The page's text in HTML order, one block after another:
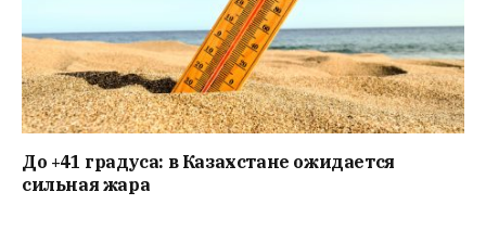
До +41 градуса: в Казахстане ожидается
сильная жара